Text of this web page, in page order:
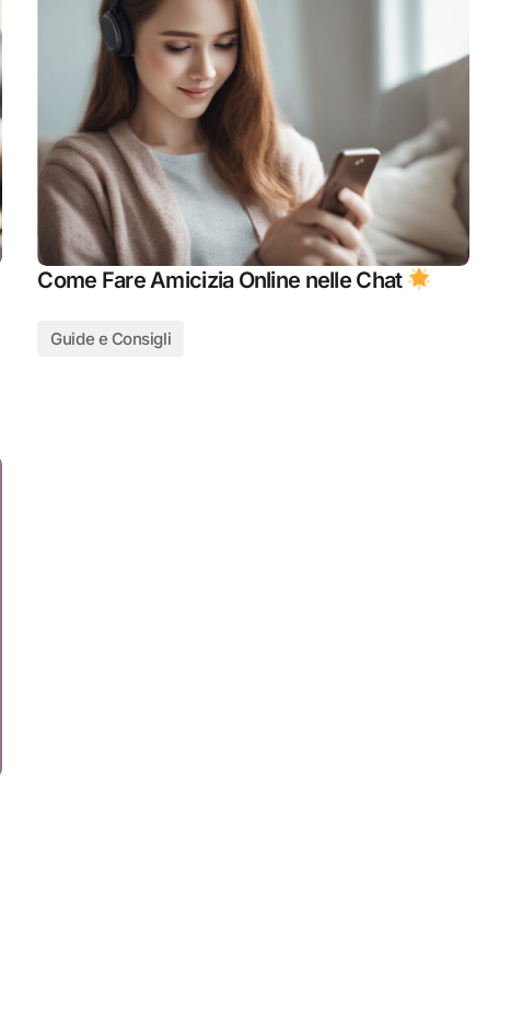
Come Fare Amicizia Online nelle Chat
Guide e Consigli